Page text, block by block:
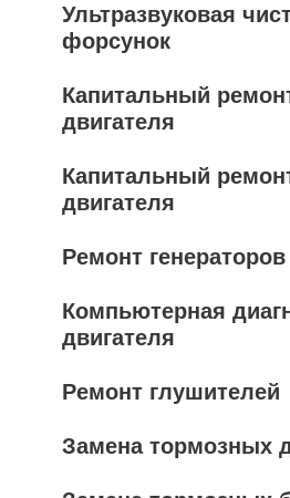
Ультразвуковая
форсунок
Капитальный
двигателя
Капитальный
двигателя
Ремонт
Компьютерная
двигателя
Ремонт глушителей
Замена тормозных